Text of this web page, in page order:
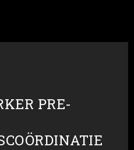
PRE-